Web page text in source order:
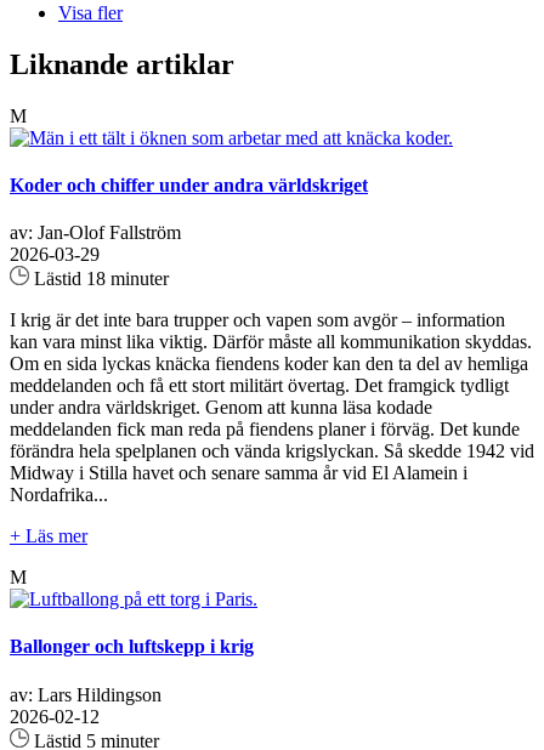
Visa fler
Liknande artiklar
M
Koder och chiffer under andra världskriget
av: Jan-Olof Fallström
2026-03-29
Lästid 18 minuter
I krig är det inte bara trupper och vapen som avgör – information
kan vara minst lika viktig. Därför måste all kommunikation skyddas.
Om en sida lyckas knäcka fiendens koder kan den ta del av hemliga
meddelanden och få ett stort militärt övertag. Det framgick tydligt
under andra världskriget. Genom att kunna läsa kodade
meddelanden fick man reda på fiendens planer i förväg. Det kunde
förändra hela spelplanen och vända krigslyckan. Så skedde 1942 vid
Midway i Stilla havet och senare samma år vid El Alamein i
Nordafrika...
+ Läs mer
M
Ballonger och luftskepp i krig
av: Lars Hildingson
2026-02-12
Lästid 5 minuter